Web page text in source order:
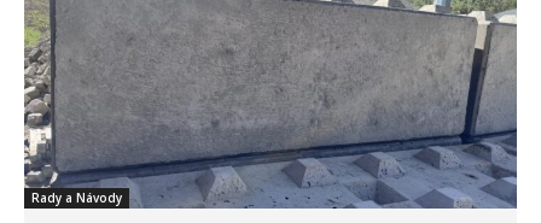
Rady a Návody